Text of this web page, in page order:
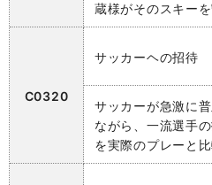
蔵様がそのスキー
C0320
サッカーヘの招待
サッカーが急激に
ながら、一流選手
を実際のプレーと